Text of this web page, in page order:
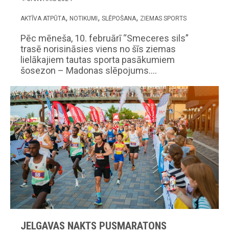
AKTĪVA ATPŪTA NOTIKUMI SLĒPOŠANA ZIEMAS SPORTS
Pēc mēneša, 10. februārī “Smeceres sils”
trasē norisināsies viens no šīs ziemas
lielākajiem tautas sporta pasākumiem
šosezon – Madonas slēpojums.…
JELGAVAS NAKTS PUSMARATONS